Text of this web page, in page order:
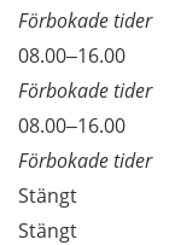
Förbokade tider
08.00–16.00
Förbokade tider
08.00–16.00
Förbokade tider
Stängt
Stängt